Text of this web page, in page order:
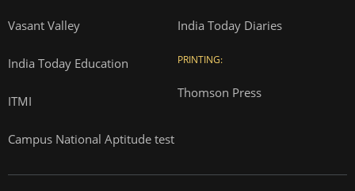
Vasant Valley
India Today Education
ITMI
Campus National Aptitude test
India Today Diaries
PRINTING:
Thomson Press